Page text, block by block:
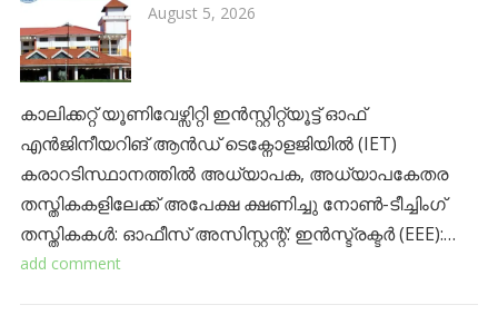
August 5, 2026
കാലിക്കറ്റ് യൂണിവേഴ്സിറ്റി ഇൻസ്റ്റിറ്റ്യൂട്ട് ഓഫ്
എൻജിനീയറിങ് ആൻഡ് ടെക്നോളജിയിൽ (IET)
കരാറടിസ്ഥാനത്തിൽ അധ്യാപക, അധ്യാപകേതര
തസ്തികകളിലേക്ക് അപേക്ഷ ക്ഷണിച്ചു ​നോൺ-ടീച്ചിംഗ്
തസ്തികകൾ: ​ഓഫീസ് അസിസ്റ്റന്റ്: ​ഇൻസ്ട്രക്ടർ (EEE):…
add comment